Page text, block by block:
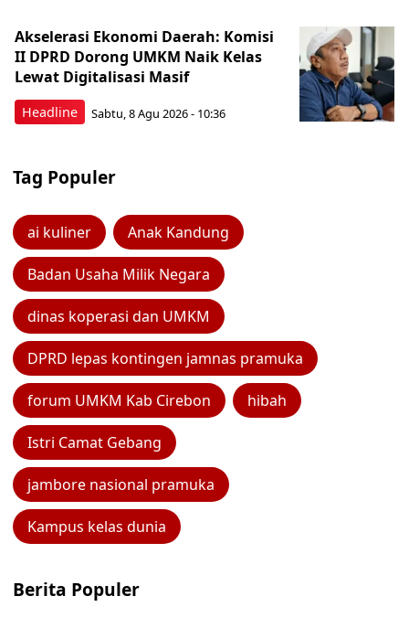
Headline
Akselerasi Ekonomi Daerah: Komisi
II DPRD Dorong UMKM Naik Kelas
Lewat Digitalisasi Masif
Sabtu, 8 Agu 2026 - 10:36
Tag Populer
ai kuliner Anak Kandung
Badan Usaha Milik Negara
dinas koperasi dan UMKM
DPRD lepas kontingen jamnas pramuka
forum UMKM Kab Cirebon hibah
Istri Camat Gebang
jambore nasional pramuka
Kampus kelas dunia
Berita Populer